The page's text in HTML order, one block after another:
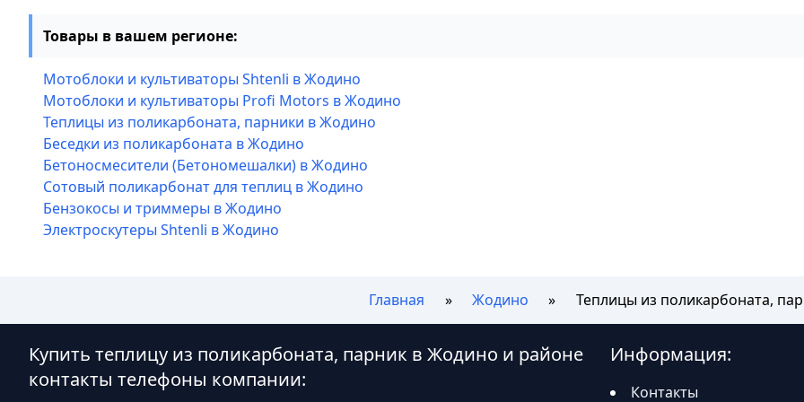
Товары в вашем регионе:
Мотоблоки и культиваторы Shtenli в Жодино
Мотоблоки и культиваторы Profi Motors в Жодино
Теплицы из поликарбоната, парники в Жодино
Беседки из поликарбоната в Жодино
Бетоносмесители (Бетономешалки) в Жодино
Сотовый поликарбонат для теплиц в Жодино
Бензокосы и триммеры в Жодино
Электроскутеры Shtenli в Жодино
Главная Жодино Теплицы из поликарбоната,
Купить теплицу из поликарбоната, парник в Жодино и районе
контакты телефоны компании:
Информация:
Контакты